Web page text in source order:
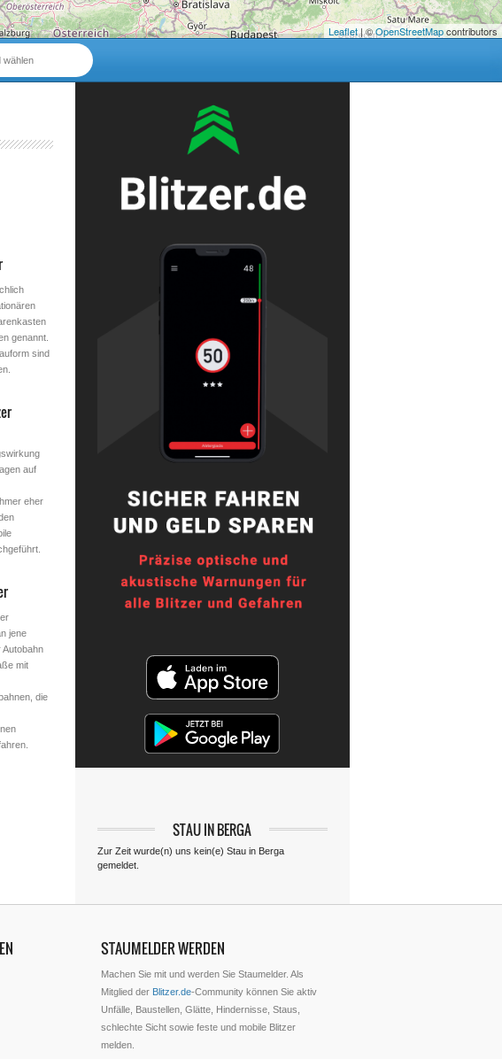
Leaflet| ©OpenStreetMapcontributors
wählen
genannt.
sind
auf
eher
jene
Autobahn
mit
die
STAU IN BERGA
Zur Zeit wurde(n) uns kein(e) Stau in Berga
gemeldet.
STAUMELDER WERDEN
Machen Sie mit und werden Sie Staumelder. Als
Mitglied der Blitzer.de-Community können Sie aktiv
Unfälle, Baustellen, Glätte, Hindernisse, Staus,
schlechte Sicht sowie feste und mobile Blitzer
melden.